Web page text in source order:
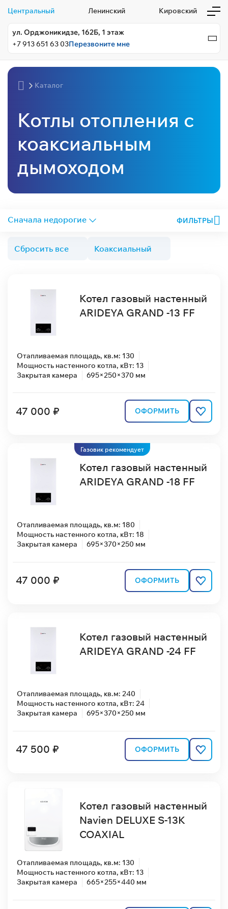
Центральный Ленинский Кировский
ул. Орджоникидзе, 162Б, 1 этаж
+7 913 651 63 03Перезвоните мне
Каталог
Котлы отопления с
коаксиальным
дымоходом
ФИЛЬТРЫ
Сбросить все Коаксиальный
Котел газовый настенный
ARIDEYA GRAND -13 FF
Отапливаемая площадь, кв.м: 130
Мощность настенного котла, кВт: 13
Закрытая камера
695×250×370 мм
47 000 ₽ ОФОРМИТЬ
Газовик рекомендует
Котел газовый настенный
ARIDEYA GRAND -18 FF
Отапливаемая площадь, кв.м: 180
Мощность настенного котла, кВт: 18
Закрытая камера
695×370×250 мм
47 000 ₽ ОФОРМИТЬ
Котел газовый настенный
ARIDEYA GRAND -24 FF
Отапливаемая площадь, кв.м: 240
Мощность настенного котла, кВт: 24
Закрытая камера
695×370×250 мм
47 500 ₽ ОФОРМИТЬ
Котел газовый настенный
Navien DELUXE S-13K
COAXIAL
Отапливаемая площадь, кв.м: 130
Мощность настенного котла, кВт: 13
Закрытая камера
665×255×440 мм